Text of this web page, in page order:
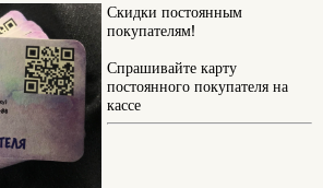
Скидки постоянным
покупателям!
Спрашивайте карту
постоянного покупателя на
кассе